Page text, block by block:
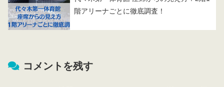
階アリーナごとに徹底調査！
コメントを残す